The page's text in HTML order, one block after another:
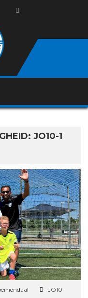
JO10-1
JO10